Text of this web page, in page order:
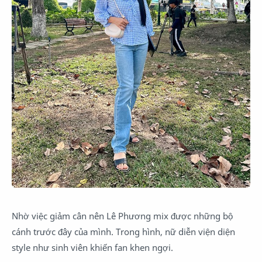
Nhờ việc giảm cân nên Lê Phương mix được những bộ
cánh trước đây của mình. Trong hình, nữ diễn viện diện
style như sinh viên khiến fan khen ngợi.